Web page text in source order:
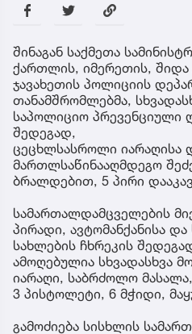
შინაგან საქმეთა
ქართლის, იმერეთის,
ჯავახეთის პოლიციის
თანამშრომლებმა,
საპოლიციო პრევენციული
შედეგად,
ცეცხლსასროლი იარაღისა
მართლსაწინააღმდეგო
ბრალდებით, 5 პირი
სამართალდამცველების
პირადი, ავტომანქანისა
სახლების ჩხრეკის
ამოღებულია სხვადასხვა
იარაღი, საბრძოლო
3 პისტოლეტი, 6 მჭიდი,
გამოძიება სისხლის